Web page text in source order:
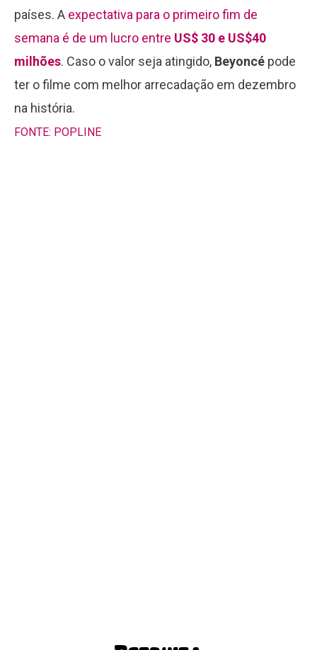
países. A expectativa para o primeiro fim de
semana é de um lucro entre US$ 30 e US$40
milhões. Caso o valor seja atingido, Beyoncé pode
ter o filme com melhor arrecadação em dezembro
na história.
FONTE: POPLINE